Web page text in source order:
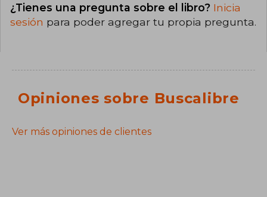
¿Tienes una pregunta sobre el libro? Inicia
sesión para poder agregar tu propia pregunta.
Opiniones sobre Buscalibre
Ver más opiniones de clientes